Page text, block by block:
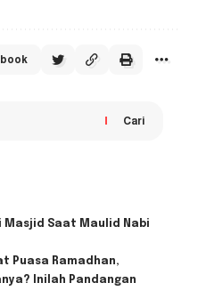
Cari
Masjid Saat Maulid Nabi
Puasa Ramadhan,
Inilah Pandangan